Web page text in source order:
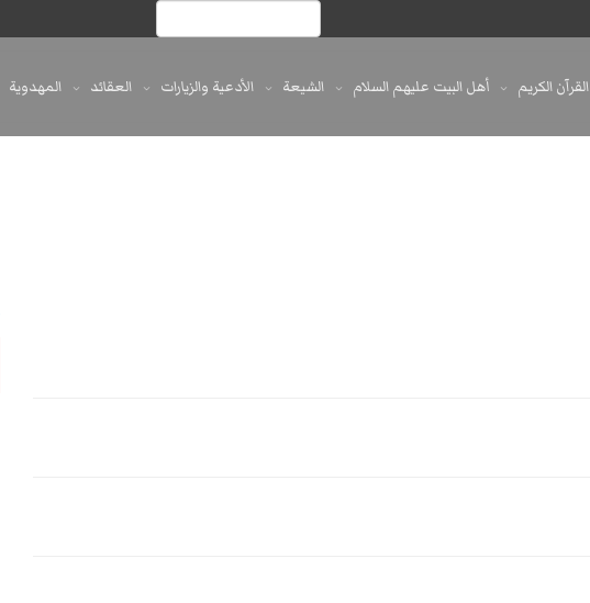
القرآن الكريم أهل البيت عليهم السلام الشيعة الأدعية والزيارات العقائد المهدوية